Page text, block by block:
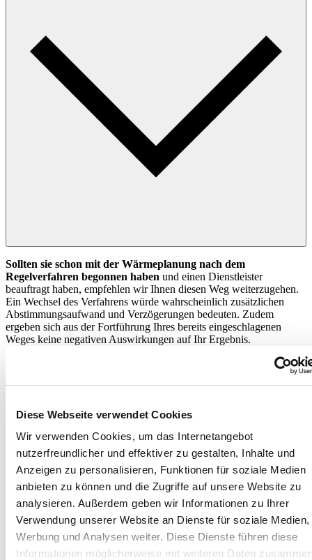
Diese Webseite verwendet Cookies
Wir verwenden Cookies, um das Internetangebot
nutzerfreundlicher und effektiver zu gestalten, Inhalte und
Anzeigen zu personalisieren, Funktionen für soziale Medien
anbieten zu können und die Zugriffe auf unsere Website zu
analysieren. Außerdem geben wir Informationen zu Ihrer
Verwendung unserer Website an Dienste für soziale Medien,
Werbung und Analysen weiter. Diese Dienste führen diese
Informationen möglicherweise mit weiteren Daten
Sollten sie schon mit der Wärmeplanung nach dem
Regelverfahren begonnen haben und einen Dienstleister
beauftragt haben, empfehlen wir Ihnen diesen Weg weiterzugehen.
Ein Wechsel des Verfahrens würde wahrscheinlich zusätzlichen
Abstimmungsaufwand und Verzögerungen bedeuten. Zudem
ergeben sich aus der Fortführung Ihres bereits eingeschlagenen
Weges keine negativen Auswirkungen auf Ihr Ergebnis.
Sollten Sie sich gerade in der Vorbereitung der Ausschreibung
Ihnen, kritisch zu prüfen, ob die kleine Wärmeplanung für Ihre
Frage 2 dieser FAQ. Zudem wird das KWW hierzu zeitnah eine
Ich bin eine kleine Kommune und will die
Kommunale Wärmeplanung vergeben.
Sollte ich jetzt abwarten?